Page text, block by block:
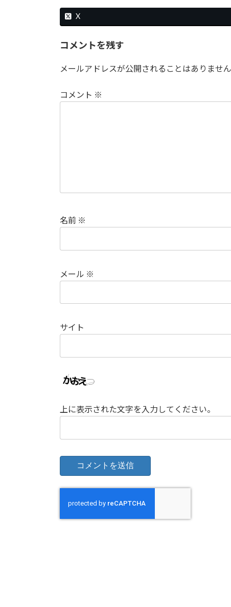
X
コメントを残す
メールアドレスが公開されることはありません
コメント ※
名前 ※
メール ※
サイト
上に表示された文字を入力してください。